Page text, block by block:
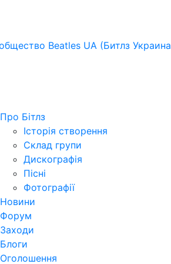
Про Бітлз
Історія створення
Склад групи
Дискографія
Пісні
Фотографії
Новини
Форум
Заходи
Блоги
Оголошення